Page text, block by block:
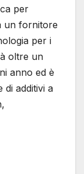
per
un fornitore
per i
oltre un
anno ed è
di additivi a